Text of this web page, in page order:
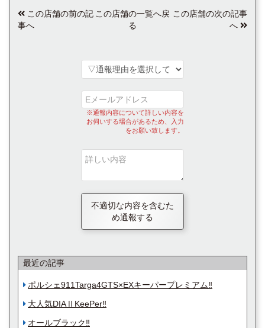
この店舗の前の記
事へ
この店舗の一覧へ戻
る
この店舗の次の記事
へ
※通報内容について詳しい内容を
お伺いする場合があるため、入力
をお願い致します。
不適切な内容を含むた
め通報する
最近の記事
ポルシェ911Targa4GTS×EXキーパープレミアム‼️
大人気DIAⅡKeePer‼️
オールブラック‼️